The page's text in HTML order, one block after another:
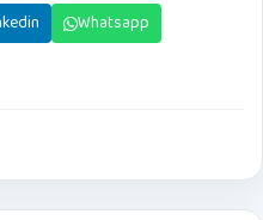
Whatsapp